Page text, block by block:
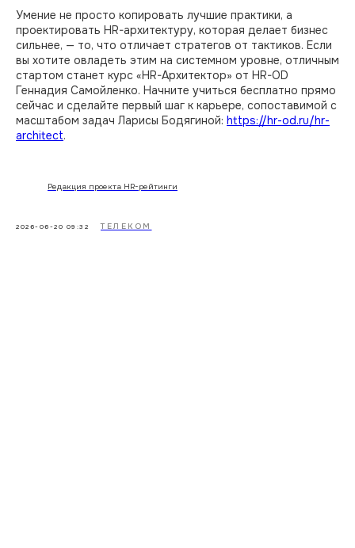
Умение не просто копировать лучшие практики, а
проектировать HR-архитектуру, которая делает бизнес
сильнее, — то, что отличает стратегов от тактиков. Если
вы хотите овладеть этим на системном уровне, отличным
стартом станет курс «HR-Архитектор» от HR-OD
Геннадия Самойленко. Начните учиться бесплатно прямо
сейчас и сделайте первый шаг к карьере, сопоставимой с
масштабом задач Ларисы Бодягиной: https://hr-od.ru/hr-
architect.
Редакция проекта HR-рейтинги
2026-06-20 09:32 ТЕЛЕКОМ